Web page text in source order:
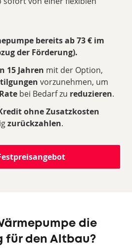
bereits ab 73 € im
der Förderung).
15 Jahren mit der Option,
vorzunehmen, um
bei Bedarf zu reduzieren.
ohne Zusatzkosten
zurückzahlen.
die
für den Altbau?